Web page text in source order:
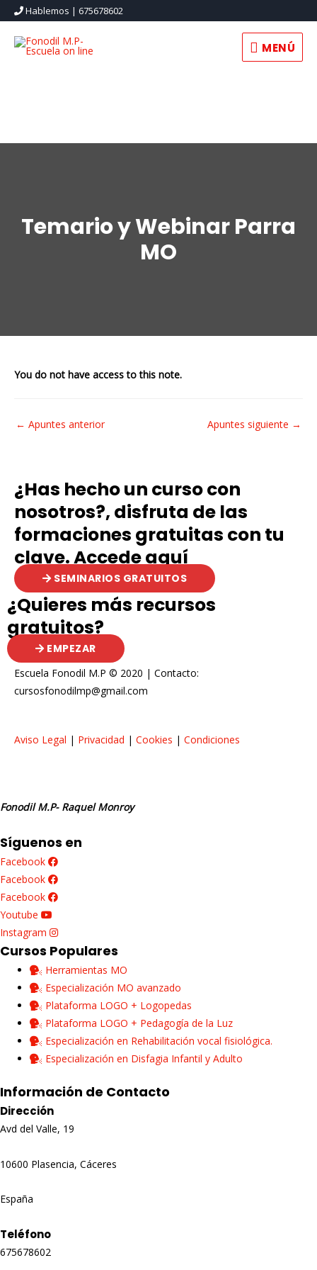
Hablemos | 675678602
MENÚ
MENÚ
Temario y Webinar Parra
MO
You do not have access to this note.
Navegación
← Apuntes anterior Apuntes siguiente →
¿Has hecho un curso con
nosotros?, disfruta de las
formaciones gratuitas con tu
clave. Accede aquí
SEMINARIOS GRATUITOS
¿Quieres más recursos
gratuitos?
EMPEZAR
Escuela Fonodil M.P © 2020 | Contacto:
cursosfonodilmp@gmail.com
Aviso Legal | Privacidad | Cookies | Condiciones
Fonodil M.P- Raquel Monroy
Síguenos en
Facebook
Facebook
Facebook
Youtube
Instagram
Cursos Populares
Herramientas MO
Especialización MO avanzado
Plataforma LOGO + Logopedas
Plataforma LOGO + Pedagogía de la Luz
Especialización en Rehabilitación vocal fisiológica.
Especialización en Disfagia Infantil y Adulto
Información de Contacto
Dirección
Avd del Valle, 19
10600 Plasencia, Cáceres
España
Teléfono
675678602